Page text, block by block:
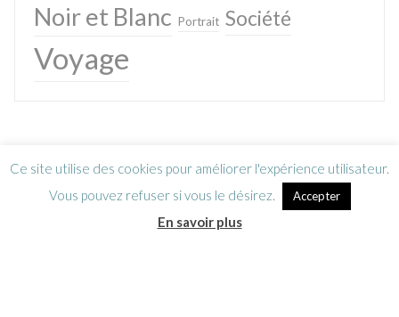
Noir et Blanc Portrait Société
Voyage
Ce site utilise des cookies pour améliorer l'expérience utilisateur.
Vous pouvez refuser si vous le désirez.
Accepter
En savoir plus